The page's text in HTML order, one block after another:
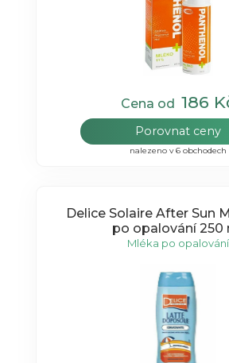
Cena od 186
Porovnat ceny
nalezeno v 6 obchodech
Delice Solaire After Sun
po opalování 250
Mléka po opalování